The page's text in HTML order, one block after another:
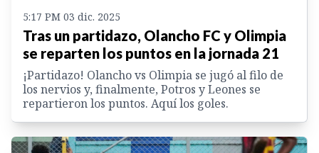
5:17 PM 03 dic. 2025
Tras un partidazo, Olancho FC y Olimpia
se reparten los puntos en la jornada 21
¡Partidazo! Olancho vs Olimpia se jugó al filo de
los nervios y, finalmente, Potros y Leones se
repartieron los puntos. Aquí los goles.